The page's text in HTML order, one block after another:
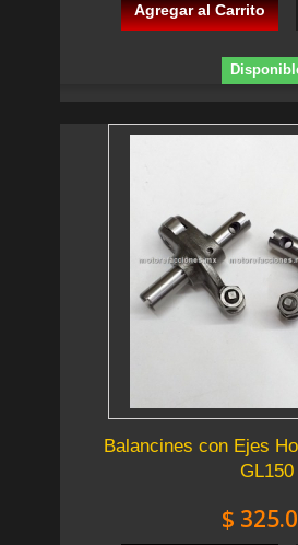
Agregar al Carrito
Balancines con Ejes
GL150
$